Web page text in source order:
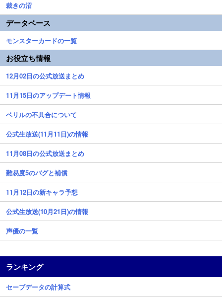
裁きの沼
データベース
モンスターカードの一覧
お役立ち情報
12月02日の公式放送まとめ
11月15日のアップデート情報
ベリルの不具合について
公式生放送(11月11日)の情報
11月08日の公式放送まとめ
難易度5のバグと補償
11月12日の新キャラ予想
公式生放送(10月21日)の情報
声優の一覧
ランキング
セーブデータの計算式